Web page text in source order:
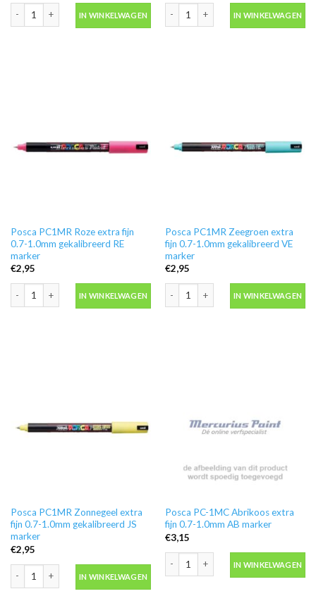
IN WINKELWAGEN IN WINKELWAGEN
Posca PC1MR Roze extra fijn
0.7-1.0mm gekalibreerd RE
marker
€2,95
Posca PC1MR Roze extra fijn 0.7-1.0mm gekalibreerd RE marker aantal
IN WINKELWAGEN
Posca PC1MR Zeegroen extra
fijn 0.7-1.0mm gekalibreerd VE
marker
€2,95
Posca PC1MR Zeegroen extra fijn
IN WINKELWAGEN
Posca PC1MR Zonnegeel extra
fijn 0.7-1.0mm gekalibreerd JS
marker
€2,95
Posca PC1MR Zonnegeel extra fijn 0.7-1.0mm gekalibreerd JS marker aantal
IN WINKELWAGEN
Posca PC-1MC Abrikoos extra
fijn 0.7-1.0mm AB marker
€3,15
IN WINKELWAGEN